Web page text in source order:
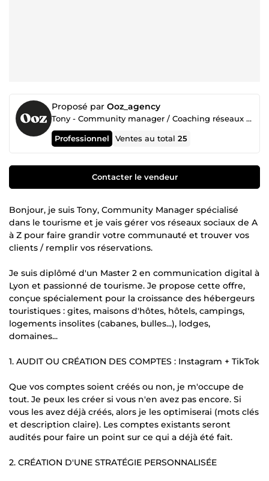
Proposé par Ooz_agency
Tony - Community manager / Coaching réseaux sociaux et photographe pour hébergements touristiques
Professionnel Ventes au total25
Contacter le vendeur
Bonjour, je suis Tony, Community Manager spécialisé
dans le tourisme et je vais gérer vos réseaux sociaux de A
à Z pour faire grandir votre communauté et trouver vos
clients / remplir vos réservations.
Je suis diplômé d'un Master 2 en communication digital à
Lyon et passionné de tourisme. Je propose cette offre,
conçue spécialement pour la croissance des hébergeurs
touristiques : gites, maisons d'hôtes, hôtels, campings,
logements insolites (cabanes, bulles...), lodges,
domaines...
1. AUDIT OU CRÉATION DES COMPTES : Instagram + TikTok
Que vos comptes soient créés ou non, je m'occupe de
tout. Je peux les créer si vous n'en avez pas encore. Si
vous les avez déjà créés, alors je les optimiserai (mots clés
et description claire). Les comptes existants seront
audités pour faire un point sur ce qui a déjà été fait.
2. CRÉATION D'UNE STRATÉGIE PERSONNALISÉE